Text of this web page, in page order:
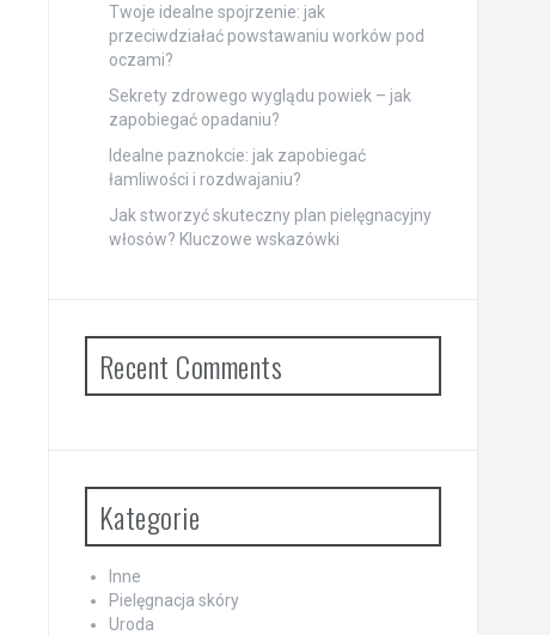
Twoje idealne spojrzenie: jak
przeciwdziałać powstawaniu worków pod
oczami?
Sekrety zdrowego wyglądu powiek – jak
zapobiegać opadaniu?
Idealne paznokcie: jak zapobiegać
łamliwości i rozdwajaniu?
Jak stworzyć skuteczny plan pielęgnacyjny
włosów? Kluczowe wskazówki
Recent Comments
Kategorie
Inne
Pielęgnacja skóry
Uroda